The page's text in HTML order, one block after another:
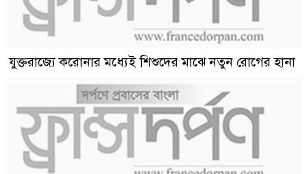
যুক্তরাজ্যে করোনার মধ্যেই শিশুদের মাঝে নতুন রোগের হানা